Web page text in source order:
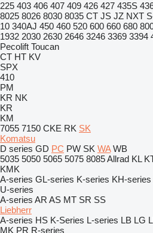
225 403 406 407 409 426 427 435S
8025 8026 8030 8035 CT JS JZ NXT
10 340AJ 450 460 520 600 660 680
1932 2030 2630 2646 3246 3369 3394
Pecolift Toucan
CT HT KV
SPX
410
PM
KR NK
KR
KM
7055 7150 CKE RK SK
Komatsu
D series GD PC PW SK WA WB
5035 5050 5065 5075 8085Allrad KL
KMK
A-series GL-series K-series KH-series
U-series
A-series AR AS MT SR SS
Liebherr
A-series HS K-Series L-series LB LG
MK PR R-series